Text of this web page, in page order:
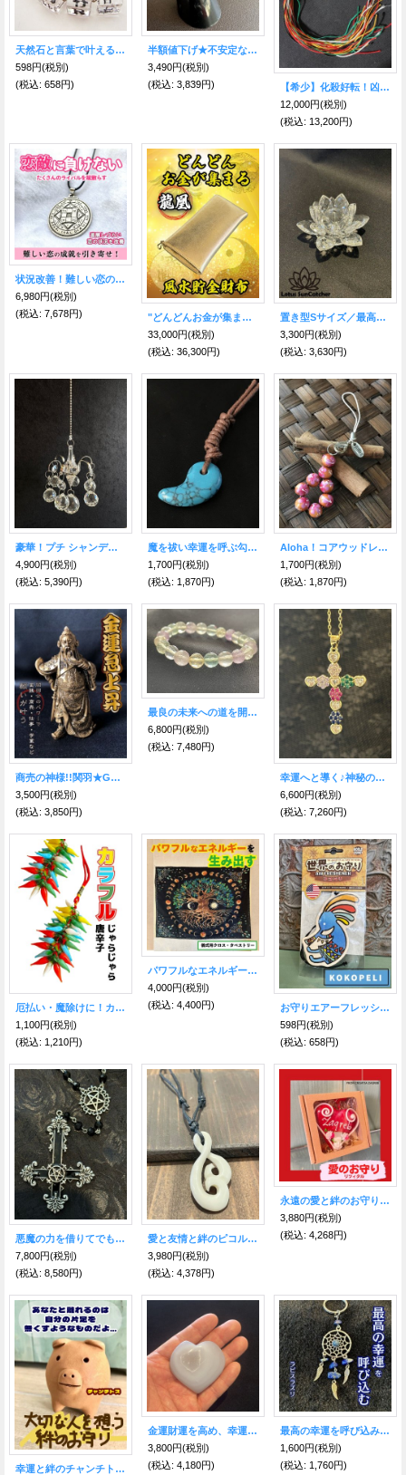
天然石と言葉で叶える！ストラップ「ＰＵＲＥ」
598円(税別)
(税込: 658円)
半額値下げ★不安定な心を強力に落ち着かせる フォスフォシデライト リング サージカルステンレス
3,490円(税別)
(税込: 3,839円)
【希少】化殺好転！凶から吉へ運気向上！ネット入り天然水晶浄化球
12,000円(税別)
(税込: 13,200円)
状況改善！難しい恋の成就を引き寄せる魔術ペンダント ウィンメイトオブチョイス
6,980円(税別)
(税込: 7,678円)
"どんどんお金が集まる" 牛本革 龍凰 風水貯金財布（金）
33,000円(税別)
(税込: 36,300円)
置き型Sサイズ／最高の浄化力！クリスタル サン・キャッチャー蓮花
3,300円(税別)
(税込: 3,630円)
豪華！プチ シャンデリア★幸運を呼ぶ♪光のおまじない サン・キャッチャー
4,900円(税別)
(税込: 5,390円)
魔を祓い幸運を呼ぶ勾玉！★ トラブル・災難回避のターコイズ
1,700円(税別)
(税込: 1,870円)
Aloha！コアウッドレイ★ストラップ R
1,700円(税別)
(税込: 1,870円)
商売の神様!!関羽★GOLD★商売繁盛！金運財運アップ！学業成就に！
3,500円(税別)
(税込: 3,850円)
最良の未来への道を開拓する☆キャンディフローライト ブレスレット8mm
6,800円(税別)
(税込: 7,480円)
幸運へと導く♪神秘の金の十字架ネックレス（大）Heart
6,600円(税別)
(税込: 7,260円)
厄払い・魔除けに！カラフル★ジャラジャラ唐辛子
1,100円(税別)
(税込: 1,210円)
パワフルなエネルギーを生み出す！儀式用万能クロス ツリーオブライフ
4,000円(税別)
(税込: 4,400円)
お守りエアーフレッシュナー ココペリ 〜聖地セドナの香り〜
598円(税別)
(税込: 658円)
悪魔の力を借りてでも！逆五芒星★逆さ十字 ロザリオネックレス
7,800円(税別)
(税込: 8,580円)
愛と友情と絆のピコルア E★ニュージーランド マオリ族のお守りネックレス
3,980円(税別)
(税込: 4,378円)
永遠の愛と絆のお守り〇リツィタル 飾り用製菓 箱入りピンク 〜クロアチア〜
3,880円(税別)
(税込: 4,268円)
幸運と絆のチャンチトス(３本足のブタ)Lサイズ
金運財運を高め、幸運の兆しを掴むお守り石★ドルジーアゲート ハート型D
3,800円(税別)
(税込: 4,180円)
最高の幸運を呼び込み夢を掴まえる★ドリームキャッチャー キーホルダー ラピスラズリ付
1,600円(税別)
(税込: 1,760円)